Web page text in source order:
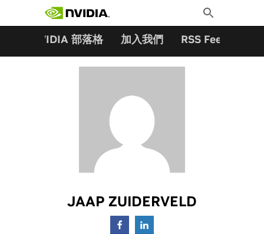
Toggle
Search
NVIDIA 部落格 加入我們 RSS Feeds
JAAP ZUIDERVELD